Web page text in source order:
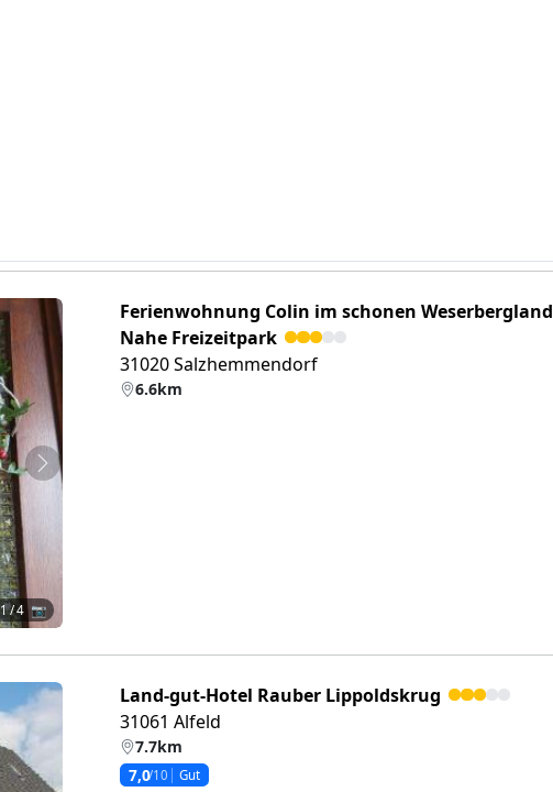
Weiter
1/ 4 📷
Ferienwohnung Colin im schonen Weserbergland
Nahe Freizeitpark
31020 Salzhemmendorf
6.6km
Land-gut-Hotel Rauber Lippoldskrug
31061 Alfeld
7.7km
7,0/10 Gut